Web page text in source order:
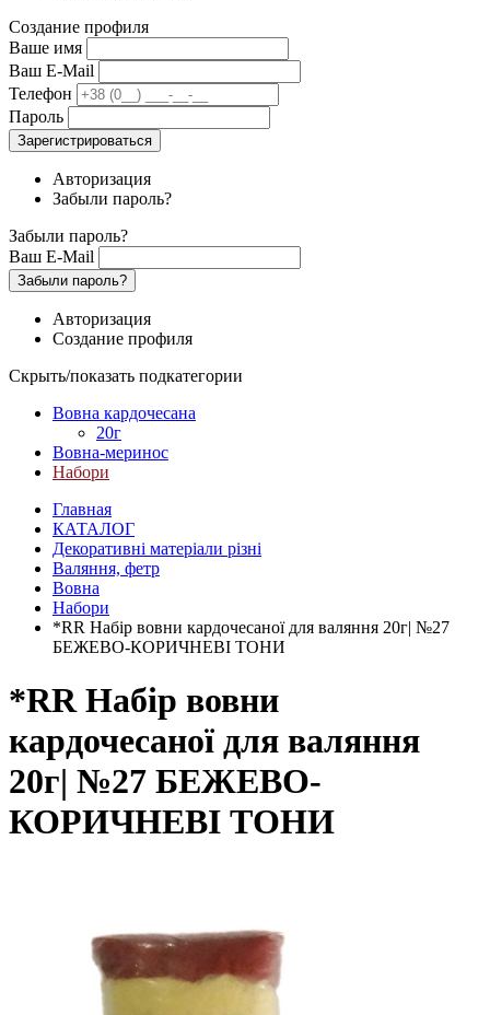
Создание профиля
Ваше имя
Ваш E-Mail
Телефон
Пароль
Зарегистрироваться
Авторизация
Забыли пароль?
Забыли пароль?
Ваш E-Mail
Забыли пароль?
Авторизация
Создание профиля
Скрыть/показать подкатегории
Вовна кардочесана
20г
Вовна-меринос
Набори
Главная
КАТАЛОГ
Декоративні матеріали різні
Валяння, фетр
Вовна
Набори
*RR Набір вовни кардочесаної для валяння 20г| №27
БЕЖЕВО-КОРИЧНЕВІ ТОНИ
*RR Набір вовни
кардочесаної для валяння
20г| №27 БЕЖЕВО-
КОРИЧНЕВІ ТОНИ